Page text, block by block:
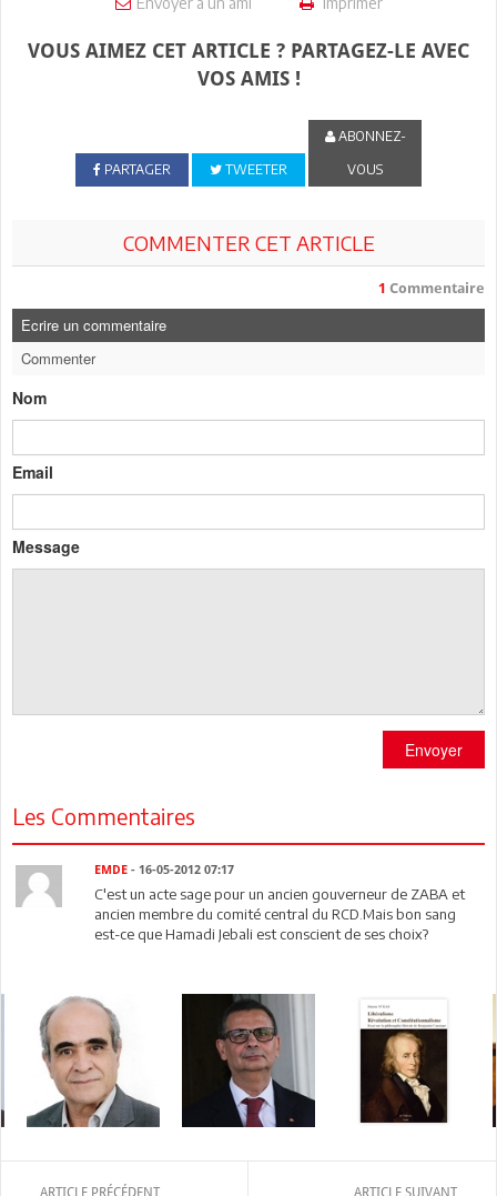
VOUS AIMEZ CET ARTICLE ? PARTAGEZ-LE AVEC
VOS AMIS !
PARTAGER TWEETER
ABONNEZ-
VOUS
COMMENTER CET ARTICLE
1 Commentaire
Ecrire un commentaire
Commenter
Nom
Email
Message
Envoyer
Les Commentaires
EMDE - 16-05-2012 07:17
C'est un acte sage pour un ancien gouverneur de ZABA et
ancien membre du comité central du RCD.Mais bon sang
est-ce que Hamadi Jebali est conscient de ses choix?
ARTICLE PRÉCÉDENT ARTICLE SUIVANT